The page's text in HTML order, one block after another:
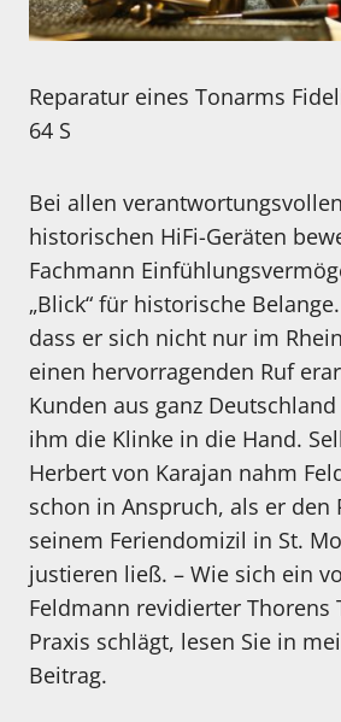
Reparatur eines Tonarms
64 S
Bei allen
historischen HiFi-Geräten
Fachmann
„Blick“ für historische
dass er sich nicht nur im
einen hervorragenden Ruf
Kunden aus ganz
ihm die Klinke in die Hand.
Herbert von Karajan nahm
schon in Anspruch, als er den
seinem Feriendomizil in St.
justieren ließ. – Wie sich ein
Feldmann revidierter Thorens
Praxis schlägt, lesen Sie in
Beitrag.